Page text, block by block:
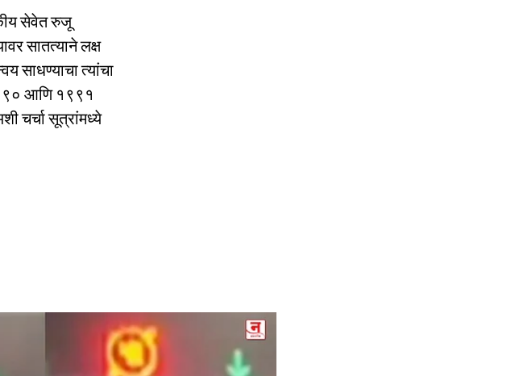
सेवेत रुजू
सातत्याने लक्ष
साधण्याचा त्यांचा
आणि १९९१
चर्चा सूत्रांमध्ये